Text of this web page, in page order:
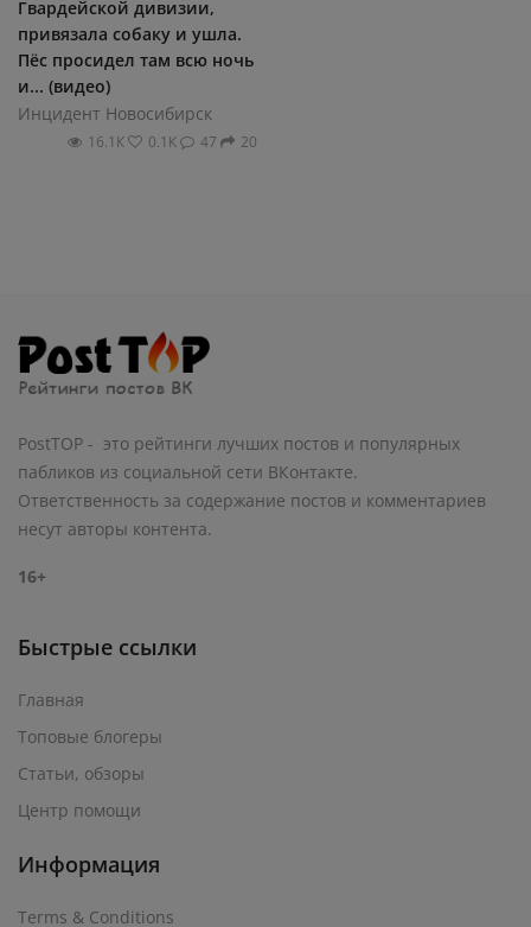
Гвардейской дивизии,
привязала собаку и ушла.
Пёс просидел там всю ночь
и... (видео)
Инцидент Новосибирск
16.1К 0.1К 47 20
PostTOP - это рейтинги лучших постов и популярных
пабликов из социальной сети ВКонтакте.
Ответственность за содержание постов и комментариев
несут авторы контента.
16+
Быстрые ссылки
Главная
Топовые блогеры
Статьи, обзоры
Центр помощи
Информация
Terms & Conditions